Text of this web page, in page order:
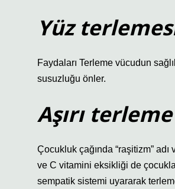
Yüz
Faydaları Terleme vücudun
susuzluğu önler.
Aşırı
Çocukluk çağında “raşitizm”
ve C vitamini eksikliği de
sempatik sistemi uyararak